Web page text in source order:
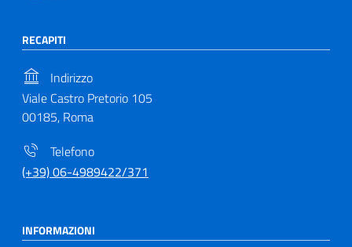
RECAPITI
Indirizzo
Viale Castro Pretorio 105
00185, Roma
Telefono
(+39) 06-4989422/371
INFORMAZIONI